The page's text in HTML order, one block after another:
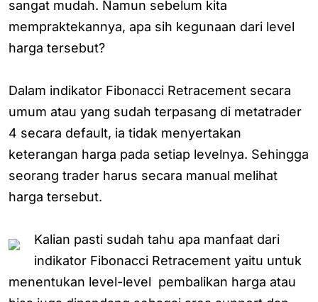
sangat mudah. Namun sebelum kita
mempraktekannya, apa sih kegunaan dari level
harga tersebut?
Dalam indikator Fibonacci Retracement secara
umum atau yang sudah terpasang di metatrader
4 secara default, ia tidak menyertakan
keterangan harga pada setiap levelnya. Sehingga
seorang trader harus secara manual melihat
harga tersebut.
Kalian pasti sudah tahu apa manfaat dari
indikator Fibonacci Retracement yaitu untuk
menentukan level-level pembalikan harga atau